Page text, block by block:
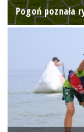
Pogoń poznała